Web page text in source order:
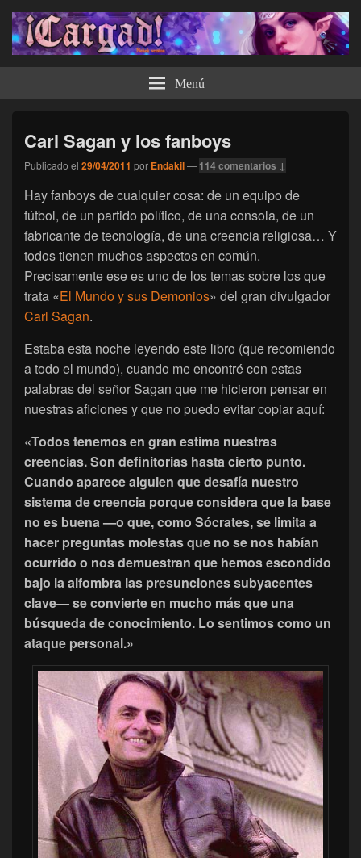
¡Cargad! Menú
Carl Sagan y los fanboys
Publicado el 29/04/2011 por Endakil— 114 comentarios ↓
Hay fanboys de cualquier cosa: de un equipo de
fútbol, de un partido político, de una consola, de un
fabricante de tecnología, de una creencia religiosa… Y
todos tienen muchos aspectos en común.
Precisamente ese es uno de los temas sobre los que
trata «El Mundo y sus Demonios» del gran divulgador
Carl Sagan.
Estaba esta noche leyendo este libro (que recomiendo
a todo el mundo), cuando me encontré con estas
palabras del señor Sagan que me hicieron pensar en
nuestras aficiones y que no puedo evitar copiar aquí:
«Todos tenemos en gran estima nuestras
creencias. Son definitorias hasta cierto punto.
Cuando aparece alguien que desafía nuestro
sistema de creencia porque considera que la base
no es buena —o que, como Sócrates, se limita a
hacer preguntas molestas que no se nos habían
ocurrido o nos demuestran que hemos escondido
bajo la alfombra las presunciones subyacentes
clave— se convierte en mucho más que una
búsqueda de conocimiento. Lo sentimos como un
ataque personal.»